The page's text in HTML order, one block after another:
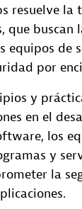
resuelve la
que
equipos de
por
y
en el
los
y
la